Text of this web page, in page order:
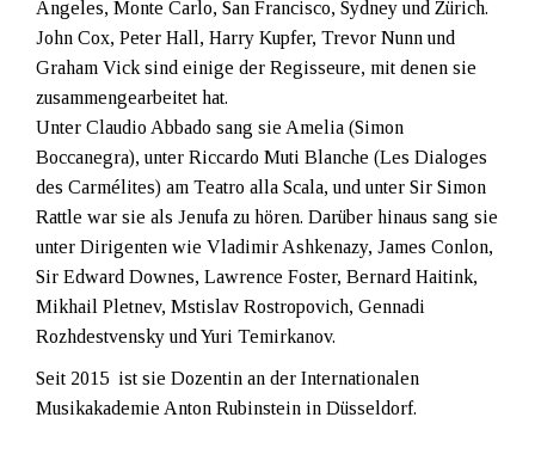
Angeles, Monte Carlo, San Francisco, Sydney und Zürich.
John Cox, Peter Hall, Harry Kupfer, Trevor Nunn und
Graham Vick sind einige der Regisseure, mit denen sie
zusammengearbeitet hat.
Unter Claudio Abbado sang sie Amelia (Simon
Boccanegra), unter Riccardo Muti Blanche (Les Dialoges
des Carmélites) am Teatro alla Scala, und unter Sir Simon
Rattle war sie als Jenufa zu hören. Darüber hinaus sang sie
unter Dirigenten wie Vladimir Ashkenazy, James Conlon,
Sir Edward Downes, Lawrence Foster, Bernard Haitink,
Mikhail Pletnev, Mstislav Rostropovich, Gennadi
Rozhdestvensky und Yuri Temirkanov.
Seit 2015 ist sie Dozentin an der Internationalen
Musikakademie Anton Rubinstein in Düsseldorf.